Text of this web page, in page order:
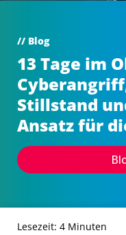
// Blog
13 Tage im
Stillstand
Ansatz für
Lesezeit: 4 Minuten